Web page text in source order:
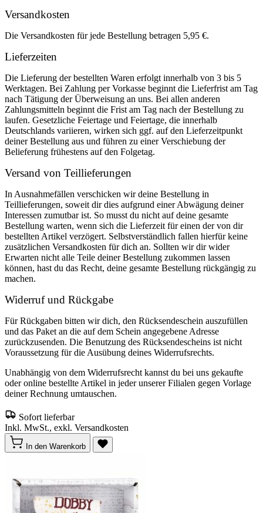
Versandkosten
Die Versandkosten für jede Bestellung betragen 5,95 €.
Lieferzeiten
Die Lieferung der bestellten Waren erfolgt innerhalb von 3 bis 5
Werktagen. Bei Zahlung per Vorkasse beginnt die Lieferfrist am Tag
nach Tätigung der Überweisung an uns. Bei allen anderen
Zahlungsmitteln beginnt die Frist am Tag nach der Bestellung zu
laufen. Gesetzliche Feiertage und Feiertage, die innerhalb
Deutschlands variieren, wirken sich ggf. auf den Lieferzeitpunkt
deiner Bestellung aus und führen zu einer Verschiebung der
Belieferung frühestens auf den Folgetag.
Versand von Teillieferungen
In Ausnahmefällen verschicken wir deine Bestellung in
Teillieferungen, soweit dir dies aufgrund einer Abwägung deiner
Interessen zumutbar ist. So musst du nicht auf deine gesamte
Bestellung warten, wenn sich die Lieferzeit für einen der von dir
bestellten Artikel verzögert. Selbstverständlich fallen hierfür keine
zusätzlichen Versandkosten für dich an. Sollten wir dir wider
Erwarten nicht alle Teile deiner Bestellung zukommen lassen
können, hast du das Recht, deine gesamte Bestellung rückgängig zu
machen.
Widerruf und Rückgabe
Für Rückgaben bitten wir dich, den Rücksendeschein auszufüllen
und das Paket an die auf dem Schein angegebene Adresse
zurückzusenden. Die Benutzung des Rücksendescheins ist nicht
Voraussetzung für die Ausübung deines Widerrufsrechts.
Unabhängig von dem Widerrufsrecht kannst du bei uns gekaufte
oder online bestellte Artikel in jeder unserer Filialen gegen Vorlage
deiner Rechnung umtauschen.
Sofort lieferbar
Inkl. MwSt., exkl. Versandkosten
In den Warenkorb